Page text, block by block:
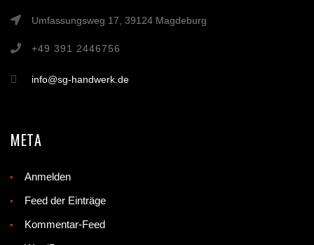
Umfassungsweg 17, 39124 Magdeburg
+49 391 2446756
info@sg-handwerk.de
META
Anmelden
Feed der Einträge
Kommentar-Feed